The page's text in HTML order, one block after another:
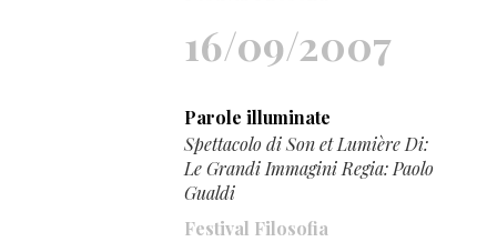
16/09/2007
Parole illuminate
Spettacolo di Son et Lumière Di:
Le Grandi Immagini Regia: Paolo
Gualdi
Festival Filosofia